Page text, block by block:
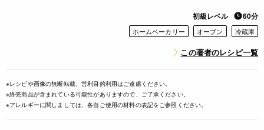
初級レベル 60分
ホームベーカリー オーブン 冷蔵庫
この著者のレシピ一覧
※レシピや画像の無断転載、営利目的利用はご遠慮ください。
※終売商品が含まれている可能性がありますので、ご了承ください。
※アレルギーに関しましては、各自ご使用の材料の表記をご参照ください。